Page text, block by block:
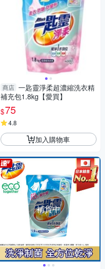
商店 一匙靈淨柔超濃縮洗衣精
補充包1.8kg【愛買】
$75
4.8
加入購物車
補貨中